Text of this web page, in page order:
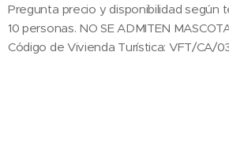
Pregunta precio y disponibilidad según
10 personas. NO SE ADMITEN
Código de Vivienda Turística: VFT/CA/